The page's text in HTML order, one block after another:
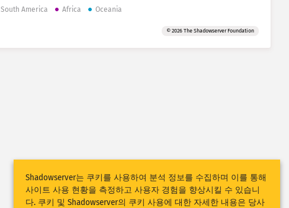
South America Africa Oceania
© 2026 The Shadowserver Foundation
Shadowserver는 쿠키를 사용하여 분석 정보를 수집하며 이를 통해
사이트 사용 현황을 측정하고 사용자 경험을 향상시킬 수 있습니
다. 쿠키 및 Shadowserver의 쿠키 사용에 대한 자세한 내용은 당사